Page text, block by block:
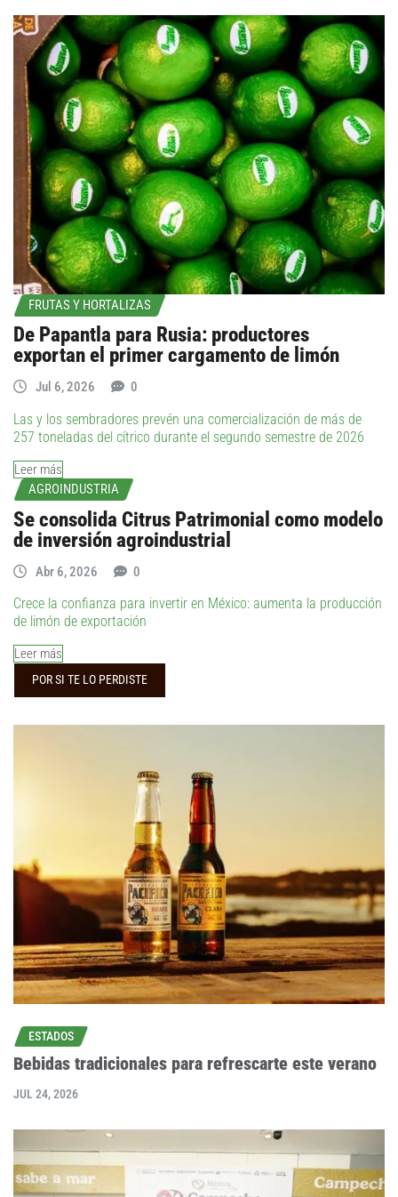
FRUTAS Y HORTALIZAS
De Papantla para Rusia: productores
exportan el primer cargamento de limón
Jul 6, 2026 0
Las y los sembradores prevén una comercialización de más de
257 toneladas del cítrico durante el segundo semestre de 2026
Leer más
AGROINDUSTRIA
Se consolida Citrus Patrimonial como modelo
de inversión agroindustrial
Abr 6, 2026 0
Crece la confianza para invertir en México: aumenta la producción
de limón de exportación
Leer más
POR SI TE LO PERDISTE
ESTADOS
Bebidas tradicionales para refrescarte este verano
JUL 24, 2026